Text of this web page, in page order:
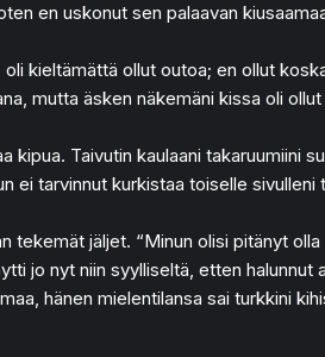
en uskonut sen palaavan
kieltämättä ollut outoa; en ollut
mutta äsken näkemäni kissa oli
Taivutin kaulaani takaruumiini
ei tarvinnut kurkistaa toiselle sivulleni
tekemät jäljet. “Minun olisi pitänyt
jo nyt niin syylliseltä, etten halunnut
hänen mielentilansa sai turkkini